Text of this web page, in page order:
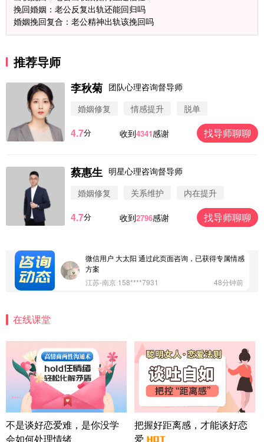
挽回婚姻：老公反复出轨还能回归吗
婚姻挽回复合：老公精神出轨该挽回吗
推荐导师
李秋菊 团队心理咨询督导师
婚姻修复
情感提升 脱单
4.7分 收到4341感谢 找导师聊聊
蔡惠生 明星心理咨询督导师
婚姻修复
关系维护 内在提升
4.7分 收到2796感谢 找导师聊聊
微信用户 圆圈 通过此页面咨询，已获得专属情感方
案
微信用户 Vnno 通过此页面咨询，已获得专属情感方
微信用户 大太阳 通过此页面咨询，已获得专属情感
方案
江苏-南京 158****7931
48分钟前
情感方案
北京-朝阳 151****3189
22分钟前
微信用户 巧?媚儿 通过此页面咨询，已获得专属情感
方案
上海-浦东 177****9074
56分钟前
微信用户 Liberty 通过此页面咨询，已获得专属情感
方案
在线课堂
不是谈好恋爱难，是你没学
会如何处理情绪
把握好距离感，才能谈好恋
爱